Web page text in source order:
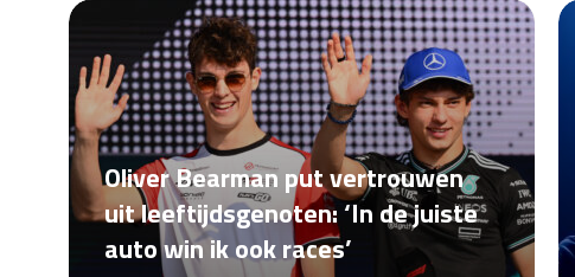
Oliver Bearman put vertrouwen
uit leeftijdsgenoten: ‘In de juiste
auto win ik ook races’